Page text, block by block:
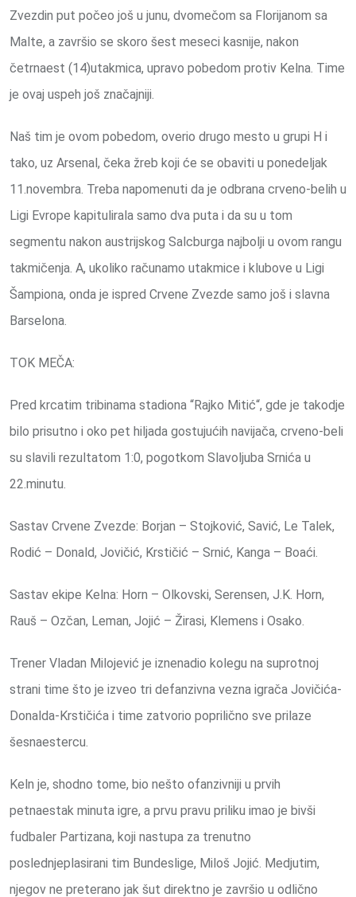
Zvezdin put počeo još u junu, dvomečom sa Florijanom sa
Malte, a završio se skoro šest meseci kasnije, nakon
četrnaest (14)utakmica, upravo pobedom protiv Kelna. Time
je ovaj uspeh još značajniji.
Naš tim je ovom pobedom, overio drugo mesto u grupi H i
tako, uz Arsenal, čeka žreb koji će se obaviti u ponedeljak
11.novembra. Treba napomenuti da je odbrana crveno-belih u
Ligi Evrope kapitulirala samo dva puta i da su u tom
segmentu nakon austrijskog Salcburga najbolji u ovom rangu
takmičenja. A, ukoliko računamo utakmice i klubove u Ligi
Šampiona, onda je ispred Crvene Zvezde samo još i slavna
Barselona.
TOK MEČA:
Pred krcatim tribinama stadiona “Rajko Mitić“, gde je takodje
bilo prisutno i oko pet hiljada gostujućih navijača, crveno-beli
su slavili rezultatom 1:0, pogotkom Slavoljuba Srnića u
22.minutu.
Sastav Crvene Zvezde: Borjan – Stojković, Savić, Le Talek,
Rodić – Donald, Jovičić, Krstičić – Srnić, Kanga – Boaći.
Sastav ekipe Kelna: Horn – Olkovski, Serensen, J.K. Horn,
Rauš – Ozčan, Leman, Jojić – Žirasi, Klemens i Osako.
Trener Vladan Milojević je iznenadio kolegu na suprotnoj
strani time što je izveo tri defanzivna vezna igrača Jovičića-
Donalda-Krstičića i time zatvorio poprilično sve prilaze
šesnaestercu.
Keln je, shodno tome, bio nešto ofanzivniji u prvih
petnaestak minuta igre, a prvu pravu priliku imao je bivši
fudbaler Partizana, koji nastupa za trenutno
poslednjeplasirani tim Bundeslige, Miloš Jojić. Medjutim,
njegov ne preterano jak šut direktno je završio u odlično